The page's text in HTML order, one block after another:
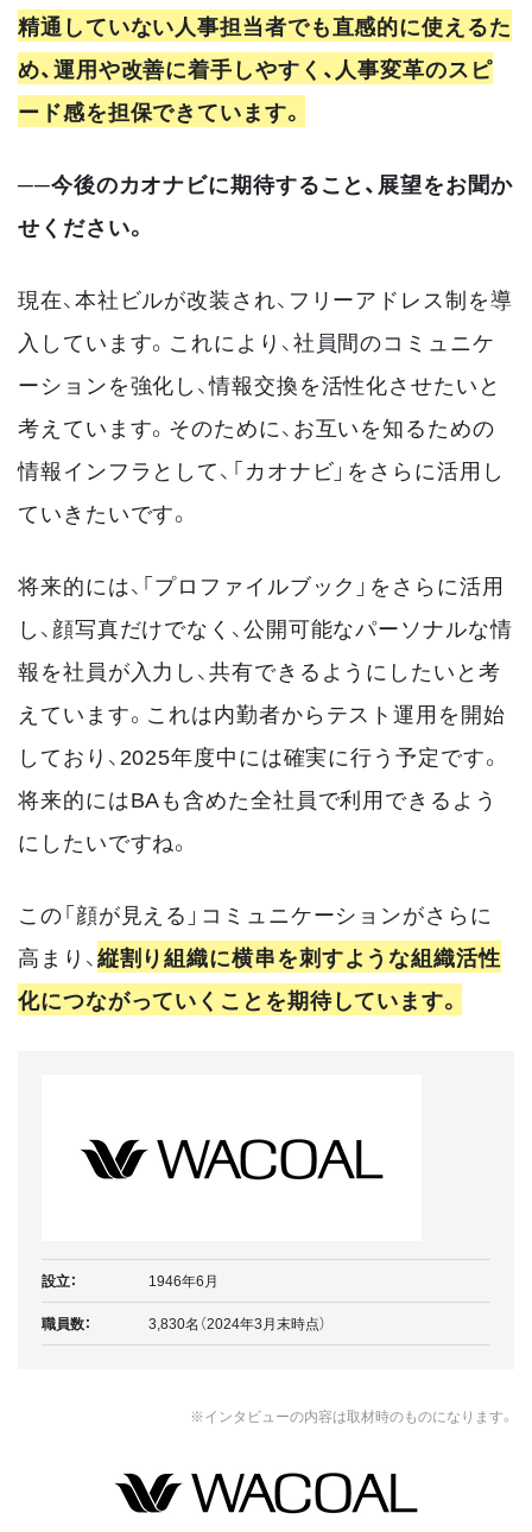
精通していない人事担当者でも直感的に使えるた
め、運用や改善に着手しやすく、人事変革のスピ
ード感を担保できています。
──今後のカオナビに期待すること、展望をお聞か
せください。
現在、本社ビルが改装され、フリーアドレス制を導
入しています。これにより、社員間のコミュニケ
ーションを強化し、情報交換を活性化させたいと
考えています。そのために、お互いを知るための
情報インフラとして、「カオナビ」をさらに活用し
ていきたいです。
将来的には、「プロファイルブック」をさらに活用
し、顔写真だけでなく、公開可能なパーソナルな情
報を社員が入力し、共有できるようにしたいと考
えています。これは内勤者からテスト運用を開始
しており、2025年度中には確実に行う予定です。
将来的にはBAも含めた全社員で利用できるよう
にしたいですね。
この「顔が見える」コミュニケーションがさらに
高まり、縦割り組織に横串を刺すような組織活性
化につながっていくことを期待しています。
設立：
1946年6月
職員数：
3,830名（2024年3月末時点）
※インタビューの内容は取材時のものになります。